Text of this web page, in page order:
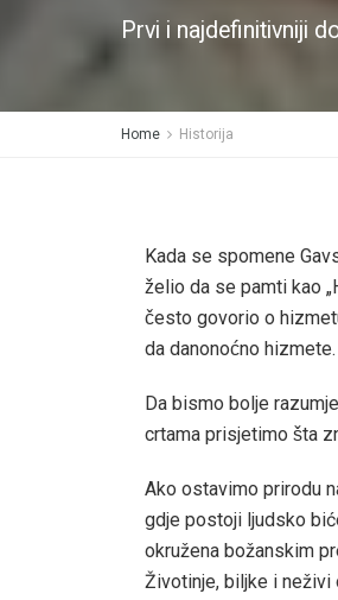
Prvi i najdefinitivniji
Home Historija
Kada se spomene
želio da se pamti kao
često govorio o
da danonoćno hizmete.
Da bismo bolje
crtama prisjetimo šta
Ako ostavimo prirodu
gdje postoji ljudsko
okružena božanskim
Životinje, biljke i neživi